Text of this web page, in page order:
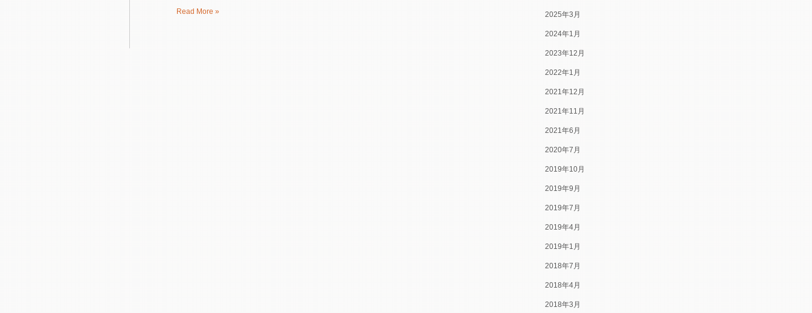
Read More » 2025年3月
2024年1月
2023年12月
2022年1月
2021年12月
2021年11月
2021年6月
2020年7月
2019年10月
2019年9月
2019年7月
2019年4月
2019年1月
2018年7月
2018年4月
2018年3月